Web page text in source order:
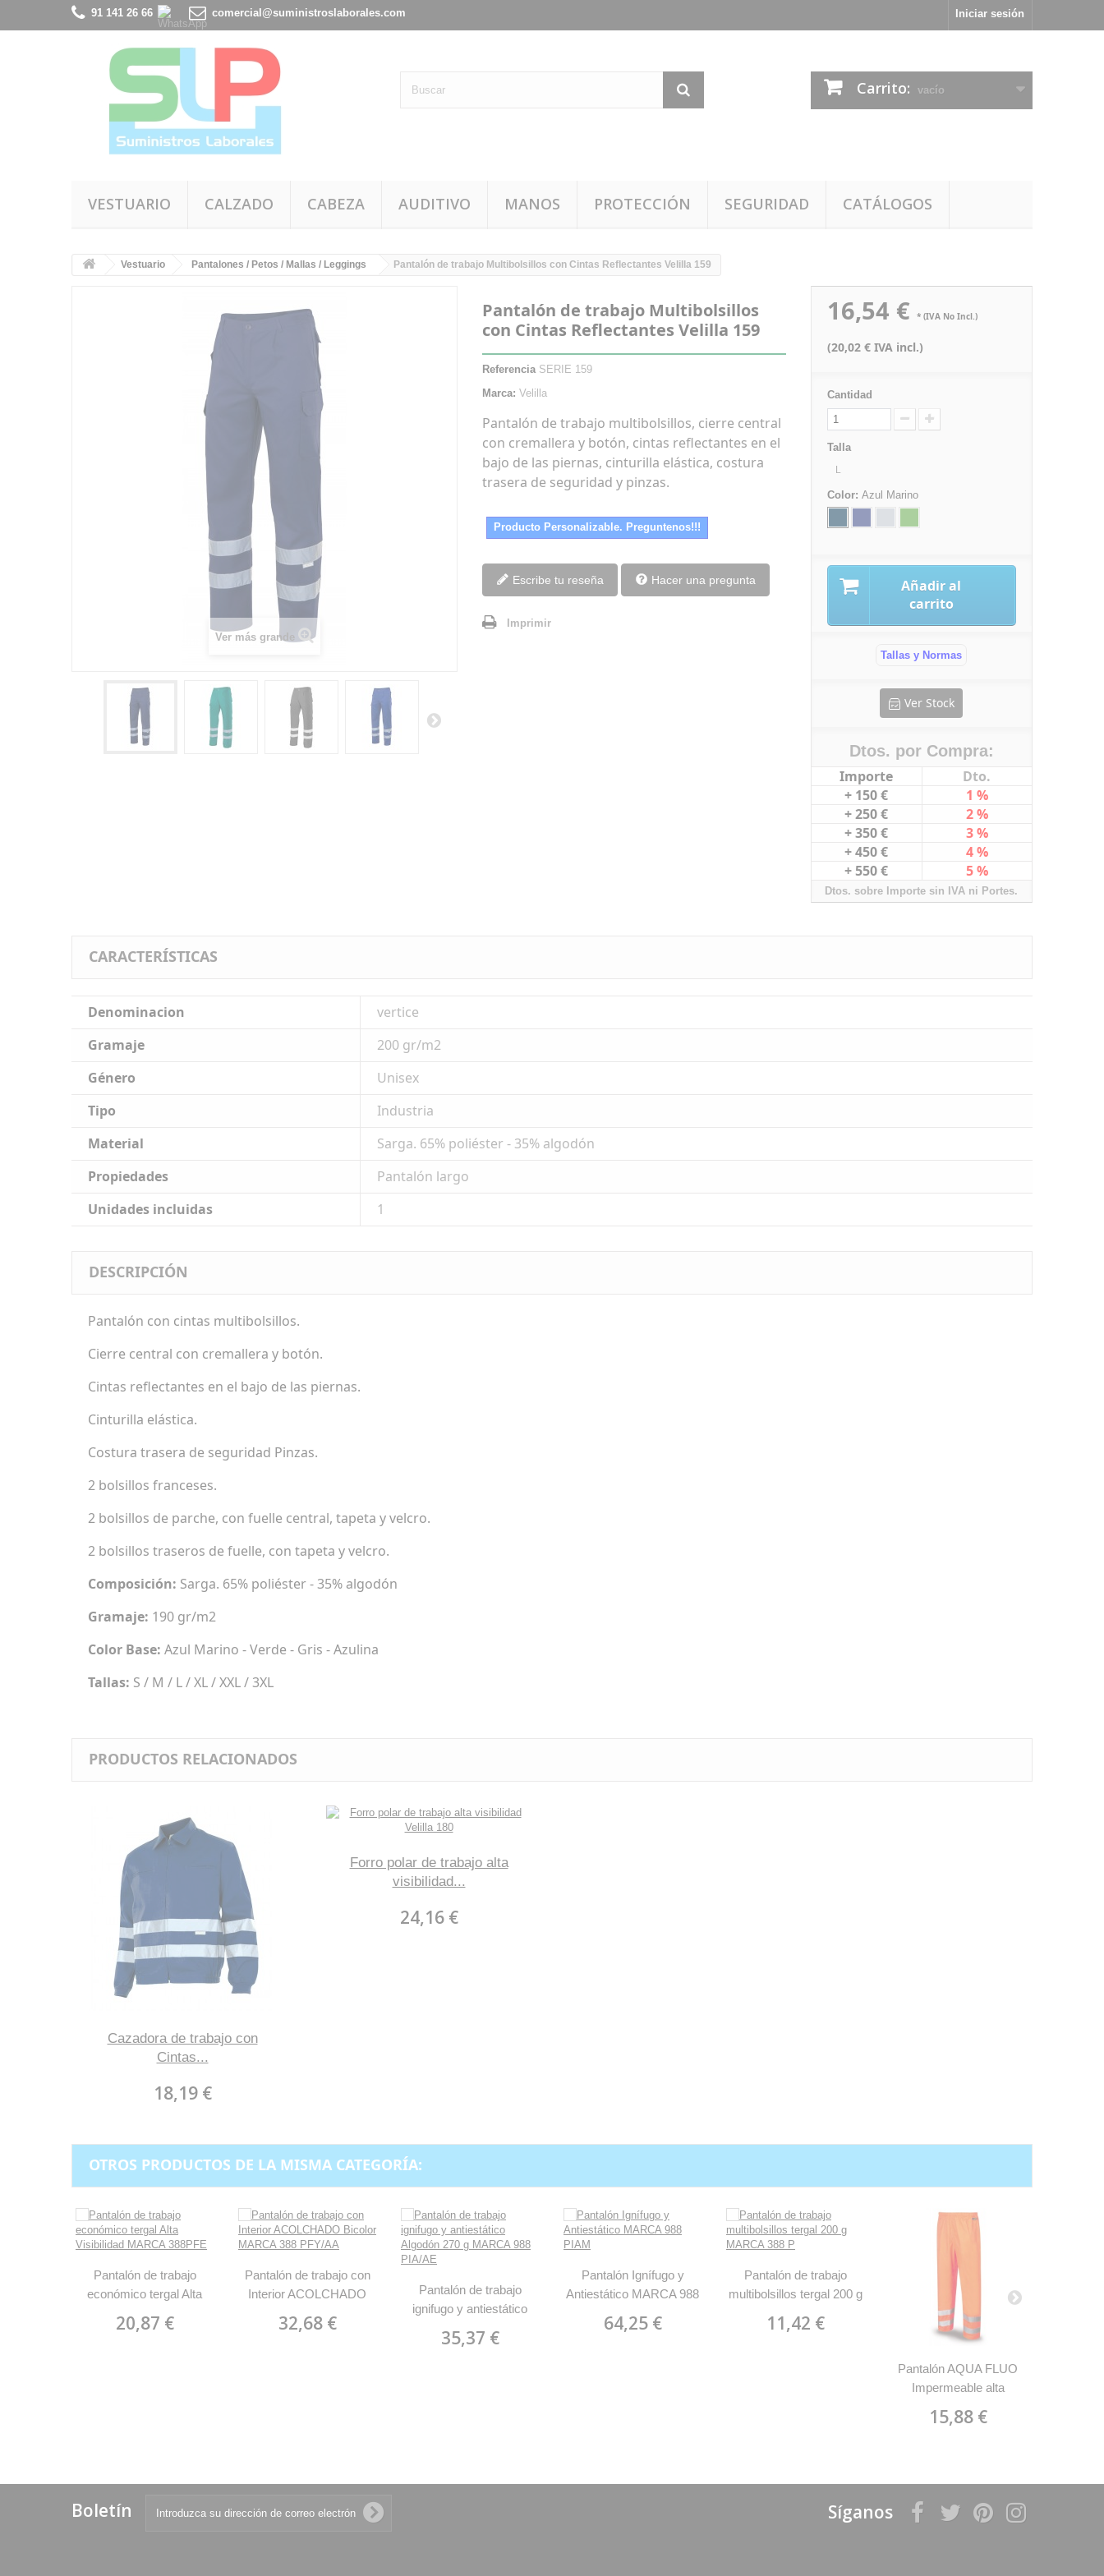
Iniciar sesión
91 141 26 66 comercial@suministroslaborales.com
Carrito: vacío
VESTUARIO CALZADO CABEZA AUDITIVO MANOS PROTECCIÓN SEGURIDAD CATÁLOGOS
Vestuario Pantalones / Petos / Mallas / Leggings Pantalón de trabajo Multibolsillos con Cintas Reflectantes Velilla 159
Ver más grande
Pantalón de trabajo Multibolsillos
con Cintas Reflectantes Velilla 159
Referencia SERIE 159
Marca: Velilla
Pantalón de trabajo multibolsillos, cierre central
con cremallera y botón, cintas reflectantes en el
bajo de las piernas, cinturilla elástica, costura
trasera de seguridad y pinzas.
Producto Personalizable. Preguntenos!!!
Escribe tu reseña Hacer una pregunta
Imprimir
16,54 € * (IVA No Incl.)
(20,02 € IVA incl.)
Cantidad
Talla
L
Color: Azul Marino
Añadir al
carrito
Tallas y Normas
Ver Stock
Dtos. por Compra:
Importe
Dto.
+ 150 €
1 %
+ 250 €
2 %
+ 350 €
3 %
+ 450 €
4 %
+ 550 €
5 %
Dtos. sobre Importe sin IVA ni Portes.
CARACTERÍSTICAS
Denominacion
vertice
Gramaje
200 gr/m2
Género
Unisex
Tipo
Industria
Material
Sarga. 65% poliéster - 35% algodón
Propiedades
Pantalón largo
Unidades incluidas
1
DESCRIPCIÓN
Pantalón con cintas multibolsillos.
Cierre central con cremallera y botón.
Cintas reflectantes en el bajo de las piernas.
Cinturilla elástica.
Costura trasera de seguridad Pinzas.
2 bolsillos franceses.
2 bolsillos de parche, con fuelle central, tapeta y velcro.
2 bolsillos traseros de fuelle, con tapeta y velcro.
Composición: Sarga. 65% poliéster - 35% algodón
Gramaje: 190 gr/m2
Color Base: Azul Marino - Verde - Gris - Azulina
Tallas: S / M / L / XL / XXL / 3XL
PRODUCTOS RELACIONADOS
Cazadora de trabajo con
Cintas...
18,19 €
Forro polar de trabajo alta
visibilidad...
24,16 €
OTROS PRODUCTOS DE LA MISMA CATEGORÍA:
Pantalón de trabajo
económico tergal Alta
388PFE
20,87 €
Pantalón de trabajo con
Interior ACOLCHADO
PFY/AA
32,68 €
Pantalón de trabajo
ignifugo y antiestático
988 PIA/AE
35,37 €
Pantalón Ignífugo y
Antiestático MARCA 988
64,25 €
Pantalón de trabajo
multibolsillos tergal 200 g
11,42 €
Pantalón AQUA FLUO
Impermeable alta
PAF
15,88 €
Boletín Síganos